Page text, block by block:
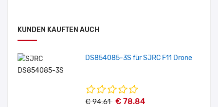
KUNDEN KAUFTEN AUCH
DS854085-3S für SJRC F11 Drone
€ 94.61 € 78.84